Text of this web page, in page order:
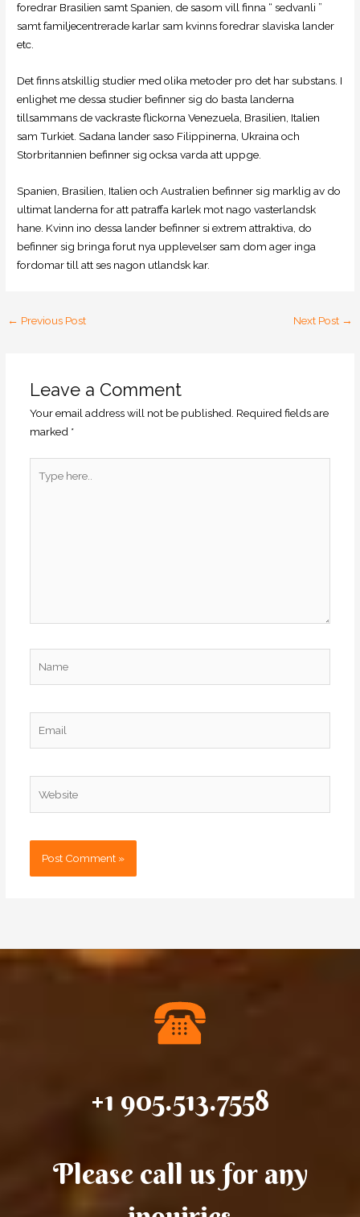
foredrar Brasilien samt Spanien, de sasom vill finna “ sedvanli ”
samt familjecentrerade karlar sam kvinns foredrar slaviska lander
etc.
Det finns atskillig studier med olika metoder pro det har substans. I
enlighet me dessa studier befinner sig do basta landerna
tillsammans de vackraste flickorna Venezuela, Brasilien, Italien
sam Turkiet. Sadana lander saso Filippinerna, Ukraina och
Storbritannien befinner sig ocksa varda att uppge.
Spanien, Brasilien, Italien och Australien befinner sig marklig av do
ultimat landerna for att patraffa karlek mot nago vasterlandsk
hane. Kvinn ino dessa lander befinner si extrem attraktiva, do
befinner sig bringa forut nya upplevelser sam dom ager inga
fordomar till att ses nagon utlandsk kar.
← Previous Post Next Post →
Leave a Comment
Your email address will not be published. Required fields are
marked *
here..
+1 905.513.7558
Please call us for any